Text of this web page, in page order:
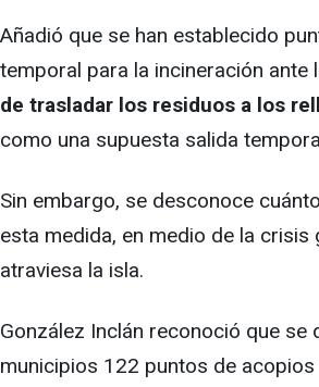
Añadió que se han establecido
temporal para la incineración ante
de trasladar los residuos a los
como una supuesta salida
Sin embargo, se desconoce
esta medida, en medio de la crisis
atraviesa la isla.
González Inclán reconoció que se
municipios 122 puntos de